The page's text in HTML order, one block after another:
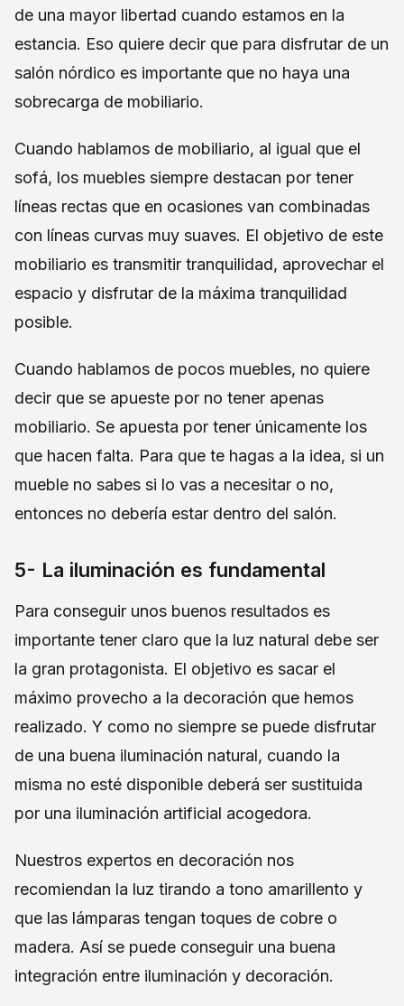
de una mayor libertad cuando estamos en la
estancia. Eso quiere decir que para disfrutar de un
salón nórdico es importante que no haya una
sobrecarga de mobiliario.
Cuando hablamos de mobiliario, al igual que el
sofá, los muebles siempre destacan por tener
líneas rectas que en ocasiones van combinadas
con líneas curvas muy suaves. El objetivo de este
mobiliario es transmitir tranquilidad, aprovechar el
espacio y disfrutar de la máxima tranquilidad
posible.
Cuando hablamos de pocos muebles, no quiere
decir que se apueste por no tener apenas
mobiliario. Se apuesta por tener únicamente los
que hacen falta. Para que te hagas a la idea, si un
mueble no sabes si lo vas a necesitar o no,
entonces no debería estar dentro del salón.
5- La iluminación es fundamental
Para conseguir unos buenos resultados es
importante tener claro que la luz natural debe ser
la gran protagonista. El objetivo es sacar el
máximo provecho a la decoración que hemos
realizado. Y como no siempre se puede disfrutar
de una buena iluminación natural, cuando la
misma no esté disponible deberá ser sustituida
por una iluminación artificial acogedora.
Nuestros expertos en decoración nos
recomiendan la luz tirando a tono amarillento y
que las lámparas tengan toques de cobre o
madera. Así se puede conseguir una buena
integración entre iluminación y decoración.